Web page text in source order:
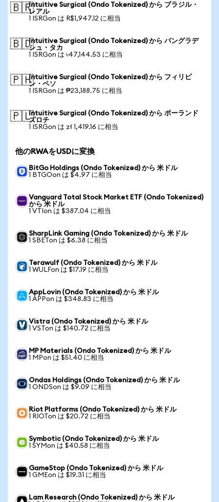
🇧🇷Intuitive Surgical (Ondo Tokenized) から ブラジル・
レアル
1 ISRGon は R$1,947.12 に相当
🇧🇩Intuitive Surgical (Ondo Tokenized) から バングラデ
シュ・タカ
1 ISRGon は ৳47,144.53 に相当
🇵🇭Intuitive Surgical (Ondo Tokenized) から フィリピ
ン・ペソ
1 ISRGon は ₱23,188.75 に相当
🇵🇱Intuitive Surgical (Ondo Tokenized) から ポーランド
ズロチ
1 ISRGon は zł 1,419.16 に相当
他のRWAをUSDに変換
BitGo Holdings (Ondo Tokenized) から 米ドル
1 BTGOon は $4.97 に相当
Vanguard Total Stock Market ETF (Ondo Tokenized)
から 米ドル
1 VTIon は $387.04 に相当
SharpLink Gaming (Ondo Tokenized) から 米ドル
1 SBETon は $6.38 に相当
Terawulf (Ondo Tokenized) から 米ドル
1 WULFon は $17.19 に相当
AppLovin (Ondo Tokenized) から 米ドル
1 APPon は $348.83 に相当
Vistra (Ondo Tokenized) から 米ドル
1 VSTon は $140.72 に相当
MP Materials (Ondo Tokenized) から 米ドル
1 MPon は $51.40 に相当
Ondas Holdings (Ondo Tokenized) から 米ドル
1 ONDSon は $9.09 に相当
Riot Platforms (Ondo Tokenized) から 米ドル
1 RIOTon は $20.72 に相当
Symbotic (Ondo Tokenized) から 米ドル
1 SYMon は $40.58 に相当
GameStop (Ondo Tokenized) から 米ドル
1 GMEon は $19.31 に相当
Lam Research (Ondo Tokenized) から 米ドル